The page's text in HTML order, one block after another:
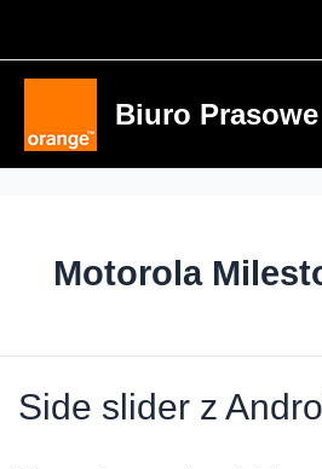
Biuro
Motorola
Side slider z